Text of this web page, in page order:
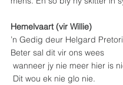
Hemelvaart (vir Willie)
’n Gedig deur Helgard
Beter sal dit vir ons wees
wanneer jy nie meer hier is
Dit wou ek nie glo nie.